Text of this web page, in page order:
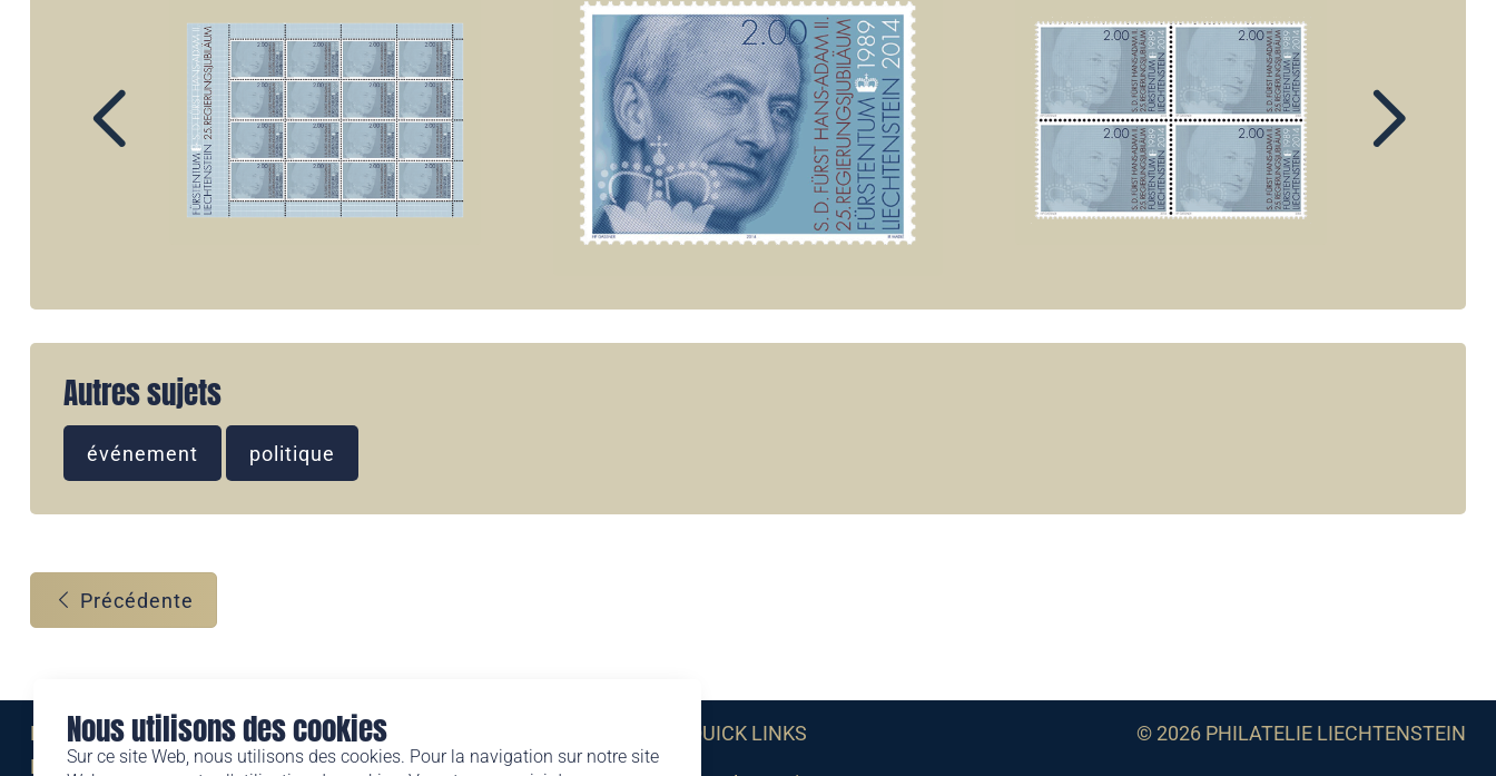
Nous utilisons des cookies
Sur ce site Web, nous utilisons des cookies. Pour la navigation sur notre site
Autres sujets
événement politique
Précédente
Eine Marke der
Liechtensteinischen Post AG
QUICK LINKS © 2026 PHILATELIE LIECHTENSTEIN